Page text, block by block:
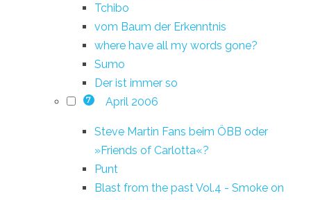
Tchibo
vom Baum der Erkenntnis
where have all my words gone?
Sumo
Der ist immer so
7 April 2006
Steve Martin Fans beim ÖBB oder
»Friends of Carlotta«?
Punt
Blast from the past Vol.4 - Smoke on